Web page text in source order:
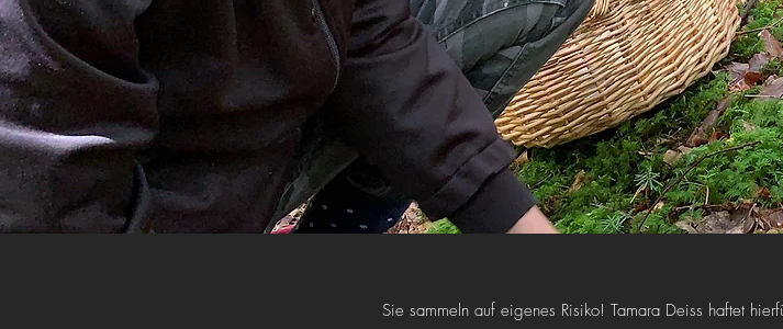
Sie sammeln auf eigenes Risiko! Tamara Deiss haftet